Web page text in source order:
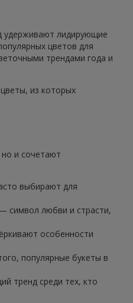
удерживают лидирующие
цветов для
трендами года и
из которых
и сочетают
выбирают для
символ любви и страсти,
особенности
популярные букеты в
тренд среди тех, кто